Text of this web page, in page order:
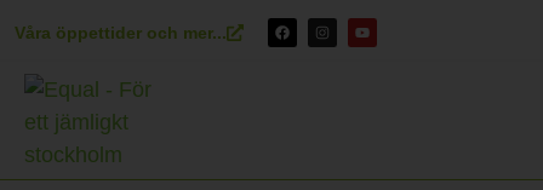
Våra öppettider och mer...